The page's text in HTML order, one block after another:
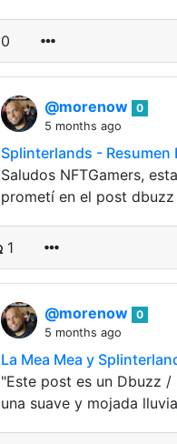
0
@morenow 0
5 months ago
Splinterlands - Resumen
Saludos NFTGamers,
prometí en el post dbuzz
1
@morenow 0
5 months ago
La Mea Mea y
"Este post es un Dbuzz
una suave y mojada